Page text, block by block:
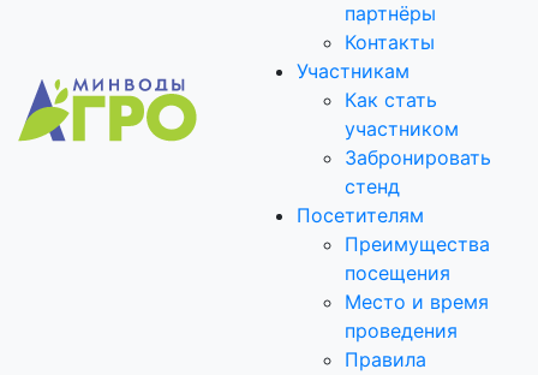
партнёры
Контакты
Участникам
Как стать
участником
Забронировать
стенд
Посетителям
Преимущества
посещения
Место и время
проведения
Правила